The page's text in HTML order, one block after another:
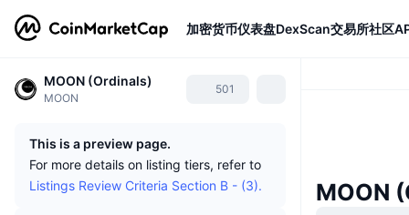
加密货币仪表盘DexScan交易所社区
MOON (Ordinals)
MOON
501
This is a preview page.
For more details on listing tiers, refer to
Listings Review Criteria Section B - (3).
MOON